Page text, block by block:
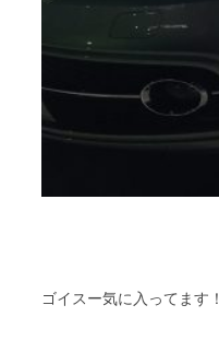
ゴイスー気に入ってます！